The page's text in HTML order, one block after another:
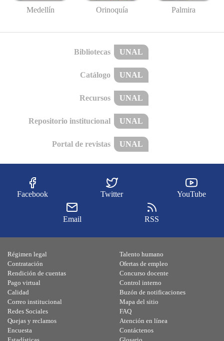
Medellín Orinoquía Palmira
Bibliotecas UNAL
Catálogo UNAL
Recursos UNAL
Repositorio institucional UNAL
Portal de revistas UNAL
Facebook Twitter YouTube
Email RSS
Régimen legal
Contratación
Rendición de cuentas
Pago virtual
Calidad
Talento humano
Ofertas de empleo
Concurso docente
Control interno
Buzón de notificaciones
Correo institucional
Redes Sociales
Quejas y reclamos
Encuesta
Mapa del sitio
FAQ
Atención en línea
Contáctenos